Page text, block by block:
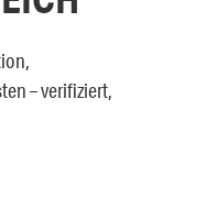
– verifiziert,